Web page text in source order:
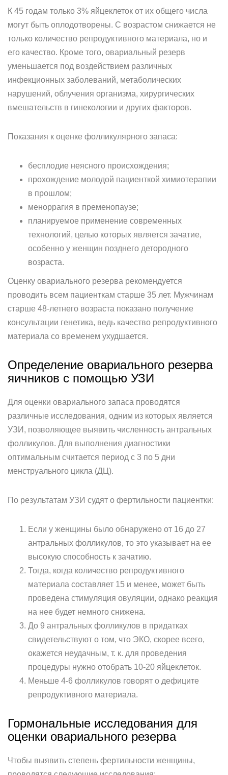
К 45 годам только 3% яйцеклеток от их общего числа
могут быть оплодотворены. С возрастом снижается не
только количество репродуктивного материала, но и
его качество. Кроме того, овариальный резерв
уменьшается под воздействием различных
инфекционных заболеваний, метаболических
нарушений, облучения организма, хирургических
вмешательств в гинекологии и других факторов.
Показания к оценке фолликулярного запаса:
бесплодие неясного происхождения;
прохождение молодой пациенткой химиотерапии
в прошлом;
меноррагия в пременопаузе;
планируемое применение современных
технологий, целью которых является зачатие,
особенно у женщин позднего детородного
возраста.
Оценку овариального резерва рекомендуется
проводить всем пациенткам старше 35 лет. Мужчинам
старше 48-летнего возраста показано получение
консультации генетика, ведь качество репродуктивного
материала со временем ухудшается.
Определение овариального резерва
яичников с помощью УЗИ
Для оценки овариального запаса проводятся
различные исследования, одним из которых является
УЗИ, позволяющее выявить численность антральных
фолликулов. Для выполнения диагностики
оптимальным считается период с 3 по 5 дни
менструального цикла (ДЦ).
По результатам УЗИ судят о фертильности пациентки:
Если у женщины было обнаружено от 16 до 27
антральных фолликулов, то это указывает на ее
высокую способность к зачатию.
Тогда, когда количество репродуктивного
материала составляет 15 и менее, может быть
проведена стимуляция овуляции, однако реакция
на нее будет немного снижена.
До 9 антральных фолликулов в придатках
свидетельствуют о том, что ЭКО, скорее всего,
окажется неудачным, т. к. для проведения
процедуры нужно отобрать 10-20 яйцеклеток.
Меньше 4-6 фолликулов говорят о дефиците
репродуктивного материала.
Гормональные исследования для
оценки овариального резерва
Чтобы выявить степень фертильности женщины,